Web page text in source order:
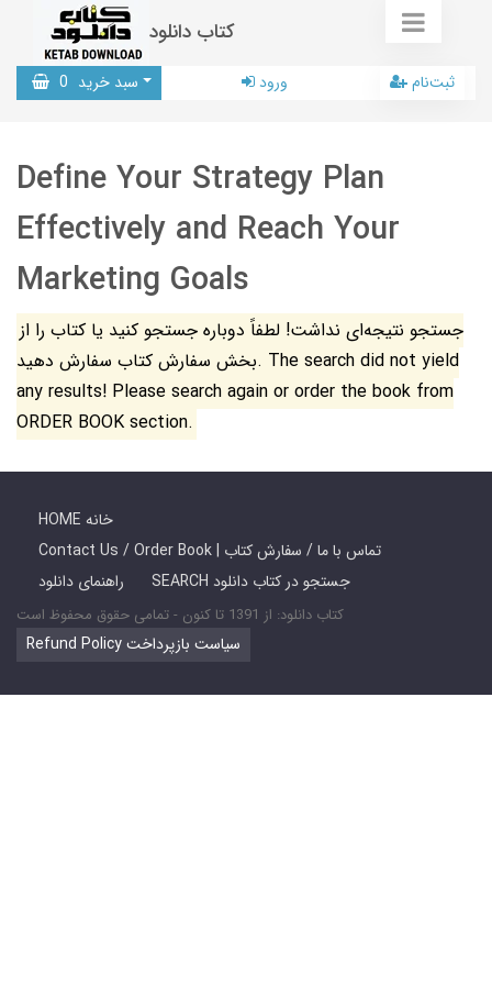
کتاب دانلود
سبد خرید 0 ورود ثبت‌نام
Define Your Strategy Plan
Effectively and Reach Your
Marketing Goals
جستجو نتیجه‌ای نداشت! لطفاً دوباره جستجو کنید یا کتاب را از
بخش سفارش کتاب سفارش دهید. The search did not yield
any results! Please search again or order the book from
ORDER BOOK section.
HOME خانه
Contact Us / Order Book | تماس با ما / سفارش کتاب
راهنمای دانلود
SEARCH جستجو در کتاب دانلود
کتاب دانلود: از 1391 تا کنون - تمامی حقوق محفوظ است
Refund Policy سیاست بازپرداخت